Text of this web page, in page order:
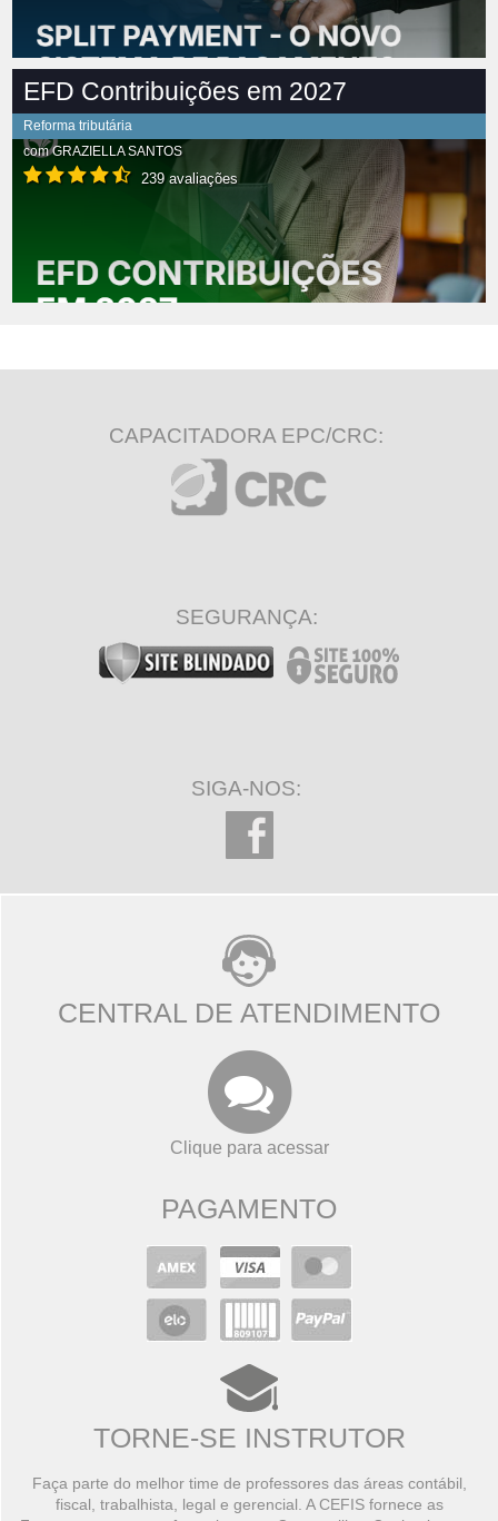
EFD Contribuições em 2027
Reforma tributária
comGRAZIELLA SANTOS
239 avaliações
CAPACITADORA EPC/CRC:
SEGURANÇA:
SIGA-NOS:
CENTRAL DE ATENDIMENTO
Clique para acessar
PAGAMENTO
TORNE-SE INSTRUTOR
Faça parte do melhor time de professores das áreas contábil,
fiscal, trabalhista, legal e gerencial. A CEFIS fornece as